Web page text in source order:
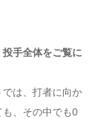
手全体をご覧に
は、打者に向か
、その中でも0